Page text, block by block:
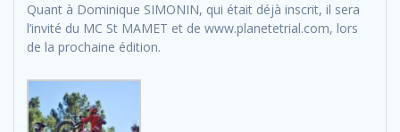
Quant à Dominique SIMONIN, qui était déjà inscrit, il sera
l’invité du MC St MAMET et de www.planetetrial.com, lors
de la prochaine édition.